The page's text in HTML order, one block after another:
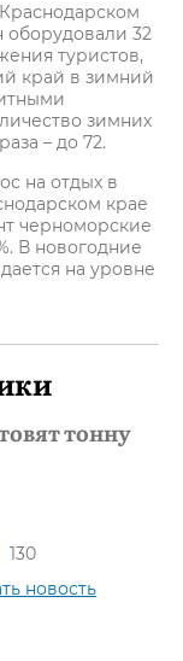
оборудовали 32
туристов,
край в зимний
зимних
– до 72.
на отдых в
крае
черноморские
В новогодние
на уровне
тонну
130
новость